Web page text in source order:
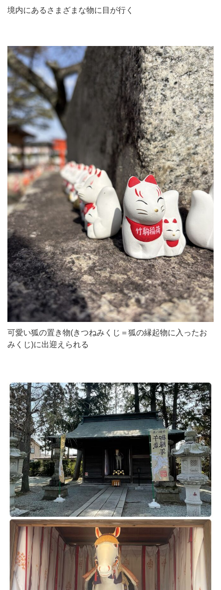
境内にあるさまざまな物に目が行く
可愛い狐の置き物(きつねみくじ＝狐の縁起物に入ったお
みくじ)に出迎えられる